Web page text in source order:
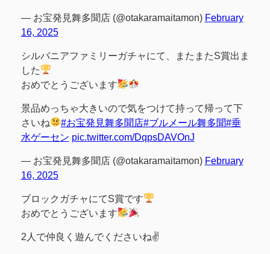
— お宝発見舞多聞店 (@otakaramaitamon) February
16, 2025
シルバニアファミリーガチャにて、またまたS賞出ま
した
おめでとうございます
景品めっちゃ大きいので気をつけて持って帰って下
さいね
#お宝発見舞多聞店#ブルメール舞多聞#垂
水ゲーセン pic.twitter.com/DqpsDAVOnJ
— お宝発見舞多聞店 (@otakaramaitamon) February
16, 2025
ブロックガチャにてS賞です
おめでとうございます
2人で仲良く遊んでくださいね✌️